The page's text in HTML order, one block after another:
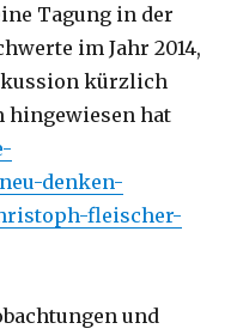
Tagung in der
im Jahr 2014,
kürzlich
hingewiesen hat
denken-
fleischer-
und